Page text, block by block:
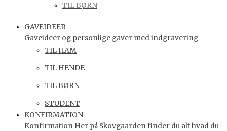
TIL BØRN
GAVEIDEER
Gaveideer og personlige gaver med indgravering
TIL HAM
TIL HENDE
TIL BØRN
STUDENT
KONFIRMATION
Konfirmation Her på Skovgaarden finder du alt hvad du